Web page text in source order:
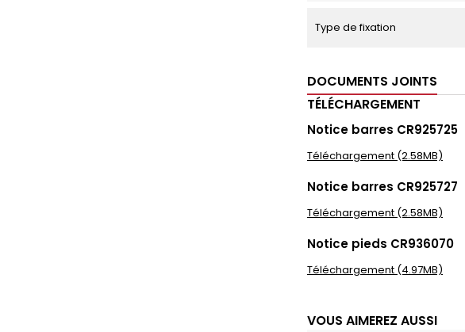
Type de fixation
DOCUMENTS JOINTS
TÉLÉCHARGEMENT
Notice barres CR925725
Téléchargement (2.58MB)
Notice barres CR925727
Téléchargement (2.58MB)
Notice pieds CR936070
Téléchargement (4.97MB)
VOUS AIMEREZ AUSSI